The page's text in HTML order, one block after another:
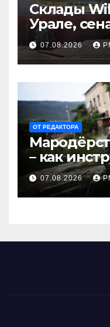
Склады
Урале,
Грэму
07.08.2026
ОТ РЕДАКТОРА
– как
России
07.08.2026